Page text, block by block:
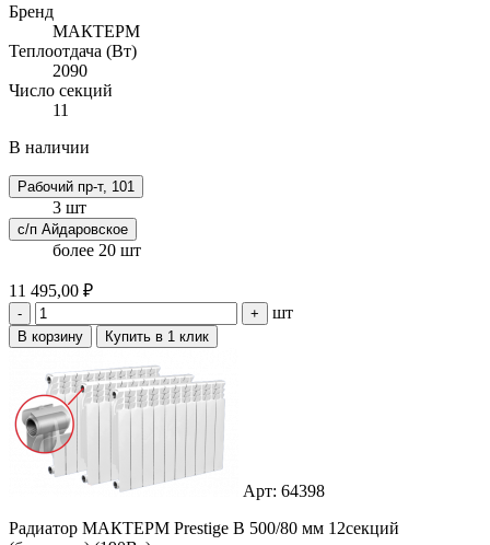
Бренд
МАКТЕРМ
Теплоотдача (Вт)
2090
Число секций
11
В наличии
Рабочий пр-т, 101
3 шт
с/п Айдаровское
более 20 шт
11 495,00 ₽
- + шт
В корзину Купить в 1 клик
Арт: 64398
Радиатор МАКТЕРМ Prestige B 500/80 мм 12секций